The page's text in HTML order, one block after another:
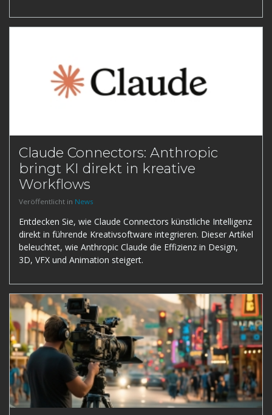
Claude Connectors: Anthropic
bringt KI direkt in kreative
Workflows
Veröffentlicht in News
Entdecken Sie, wie Claude Connectors künstliche Intelligenz
direkt in führende Kreativsoftware integrieren. Dieser Artikel
beleuchtet, wie Anthropic Claude die Effizienz in Design,
3D, VFX und Animation steigert.